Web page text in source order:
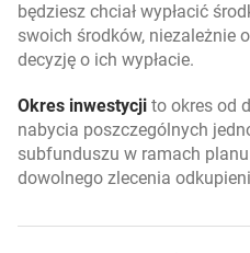
będziesz chciał wypłacić
swoich środków, niezależnie
decyzję o ich wypłacie.
Okres inwestycji to okres od
nabycia poszczególnych
subfunduszu w ramach
dowolnego zlecenia